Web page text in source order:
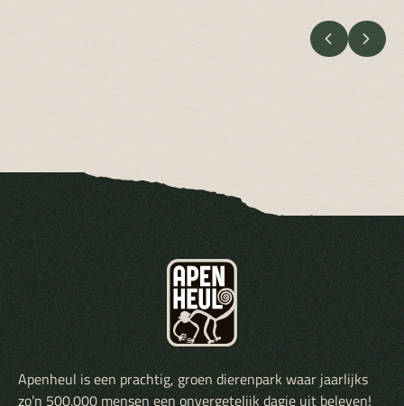
VORIGE
Apenheul is een prachtig, groen dierenpark waar jaarlijks
zo’n 500.000 mensen een onvergetelijk dagje uit beleven!